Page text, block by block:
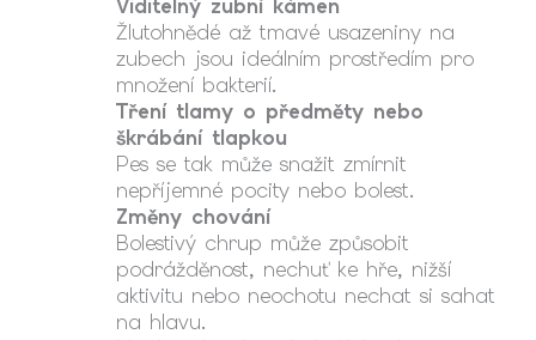
Viditelný zubní kámen
Žlutohnědé až tmavé usazeniny na
zubech jsou ideálním prostředím pro
množení bakterií.
Tření tlamy o předměty nebo
škrábání tlapkou
Pes se tak může snažit zmírnit
nepříjemné pocity nebo bolest.
Změny chování
Bolestivý chrup může způsobit
podrážděnost, nechuť ke hře, nižší
aktivitu nebo neochotu nechat si sahat
na hlavu.